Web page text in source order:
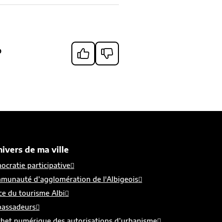
de ma ville
participative
d’agglomération de l'Albigeois
du tourisme Albi